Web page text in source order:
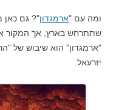
ומה עם "ארמגדון"? גם כאן
שתתרחש בארץ, אך המקור
"ארמגדון" הוא שיבוש של
יזרעאל.